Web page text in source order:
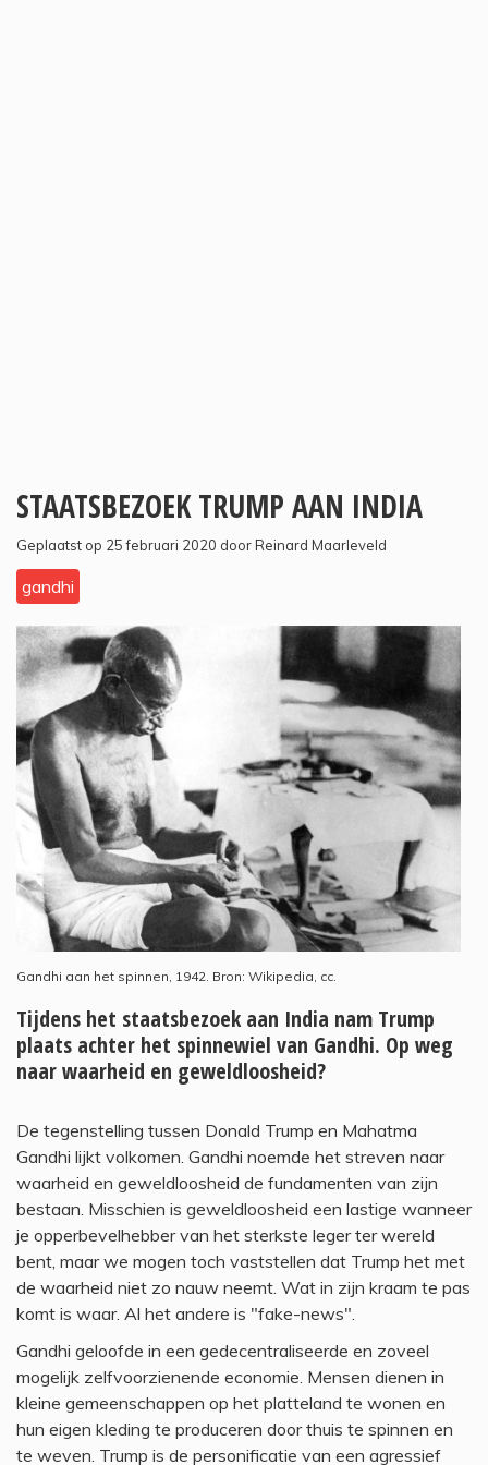
STAATSBEZOEK TRUMP AAN INDIA
Geplaatst op 25 februari 2020 door Reinard Maarleveld
gandhi
Gandhi aan het spinnen, 1942. Bron: Wikipedia, cc.
Tijdens het staatsbezoek aan India nam Trump
plaats achter het spinnewiel van Gandhi. Op weg
naar waarheid en geweldloosheid?
De tegenstelling tussen Donald Trump en Mahatma
Gandhi lijkt volkomen. Gandhi noemde het streven naar
waarheid en geweldloosheid de fundamenten van zijn
bestaan. Misschien is geweldloosheid een lastige wanneer
je opperbevelhebber van het sterkste leger ter wereld
bent, maar we mogen toch vaststellen dat Trump het met
de waarheid niet zo nauw neemt. Wat in zijn kraam te pas
komt is waar. Al het andere is "fake-news".
Gandhi geloofde in een gedecentraliseerde en zoveel
mogelijk zelfvoorzienende economie. Mensen dienen in
kleine gemeenschappen op het platteland te wonen en
hun eigen kleding te produceren door thuis te spinnen en
te weven. Trump is de personificatie van een agressief